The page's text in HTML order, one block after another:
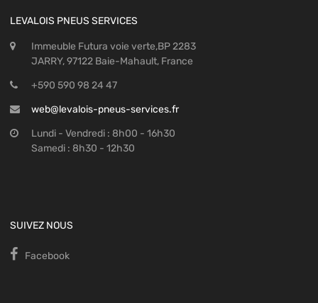
LEVALOIS PNEUS SERVICES
Immeuble Futura voie verte,BP 2283
JARRY, 97122 Baie-Mahault, France
+590 590 98 24 47
web@levalois-pneus-services.fr
Lundi - Vendredi : 8h00 - 16h30
Samedi : 8h30 - 12h30
SUIVEZ NOUS
Facebook